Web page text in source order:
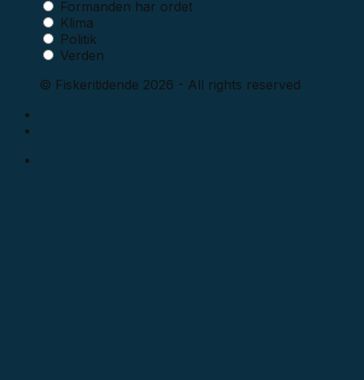
Formanden har ordet
Klima
Politik
Verden
© Fiskeritidende 2026 - All rights reserved